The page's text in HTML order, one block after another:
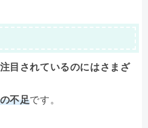
目されているのにはさまざ
不足です。